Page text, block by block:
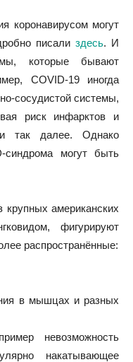
коронавирусом могут
писализдесь. И
которые бывают
COVID‑19 иногда
системы,
риск инфарктов и
и так далее. Однако
могут быть
крупных американских
фигурируют
распространённые:
в мышцах и разных
невозможность
накатывающее